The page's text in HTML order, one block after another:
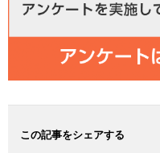
この記事をシェアする